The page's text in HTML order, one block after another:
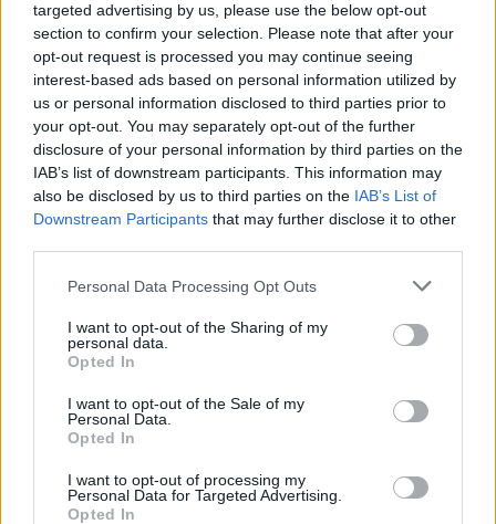
targeted advertising by us, please use the below opt-out
section to confirm your selection. Please note that after your
opt-out request is processed you may continue seeing
interest-based ads based on personal information utilized by
us or personal information disclosed to third parties prior to
your opt-out. You may separately opt-out of the further
disclosure of your personal information by third parties on the
IAB’s list of downstream participants. This information may
also be disclosed by us to third parties on the IAB’s List of
Downstream Participants that may further disclose it to other
Personal Data Processing Opt Outs
I want to opt-out of the Sharing of my
personal data.
Opted In
I want to opt-out of the Sale of my
Personal Data.
Opted In
I want to opt-out of processing my
Personal Data for Targeted Advertising.
Opted In
EQUIPAMENTOS
Leatt eleva a aventura com a nova ADV
HydraDri 8.5
A Leatt lança a ADV HydraDri 8.5 para quem vive a
aventura sem limites. A marca aposta numa bota...
BEATRIZ ALEXANDRE 10 AGOSTO, 2026